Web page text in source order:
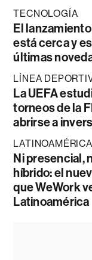
TECNOLOGÍA
El
está cerca y
últimas
LÍNEA
La UEFA
torneos de la
abrirse a
LATINOAMÉRICA
Ni presencial,
híbrido: el
que WeWork
Latinoamérica